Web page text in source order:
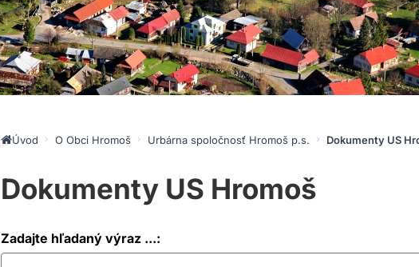
Úvod O Obci Hromoš Urbárna spoločnosť Hromoš p.s. Dokumenty US
Dokumenty US Hromoš
Zadajte hľadaný výraz ...: